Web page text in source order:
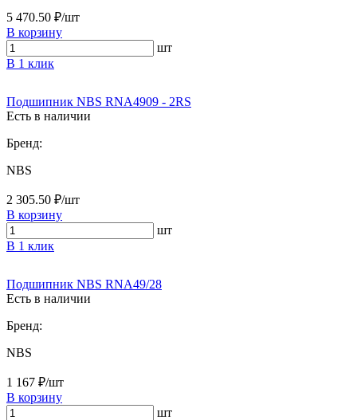
5 470.50 ₽/шт
В корзину
шт
В 1 клик
Подшипник NBS RNA4909 - 2RS
Есть в наличии
Бренд:
NBS
2 305.50 ₽/шт
В корзину
шт
В 1 клик
Подшипник NBS RNA49/28
Есть в наличии
Бренд:
NBS
1 167 ₽/шт
В корзину
шт